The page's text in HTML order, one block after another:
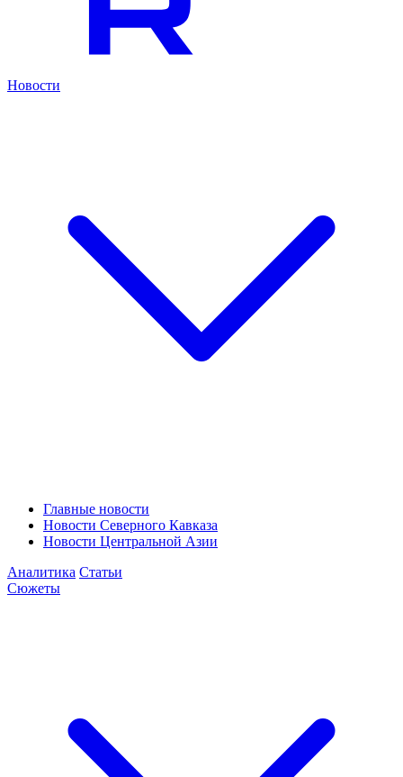
Новости
Главные новости
Новости Северного Кавказа
Новости Центральной Азии
Аналитика Статьи
Сюжеты